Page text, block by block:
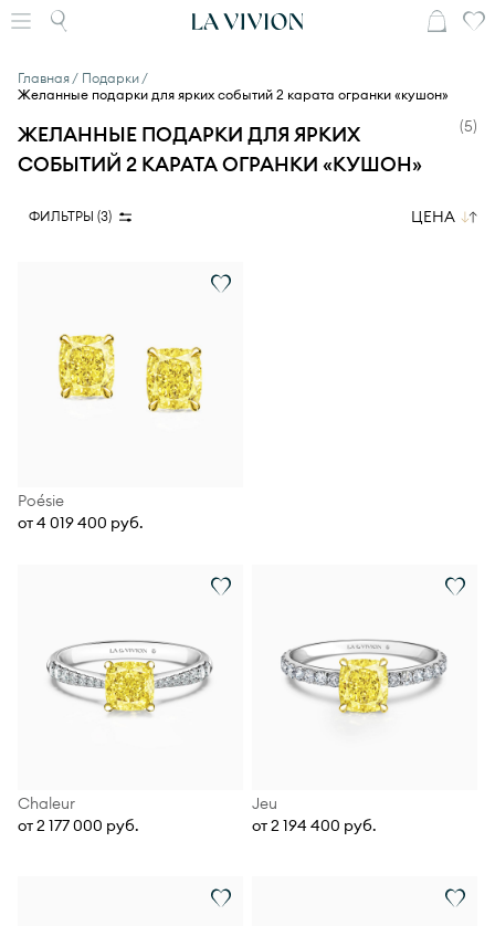
Главная
Подарки
Желанные подарки для ярких событий 2 карата огранки «кушон»
ЖЕЛАННЫЕ ПОДАРКИ ДЛЯ ЯРКИХ
СОБЫТИЙ 2 КАРАТА ОГРАНКИ «КУШОН»
(5)
ФИЛЬТРЫ (3) ЦЕНА
Poésie
от 4 019 400 руб.
Chaleur
от 2 177 000 руб.
Jeu
от 2 194 400 руб.